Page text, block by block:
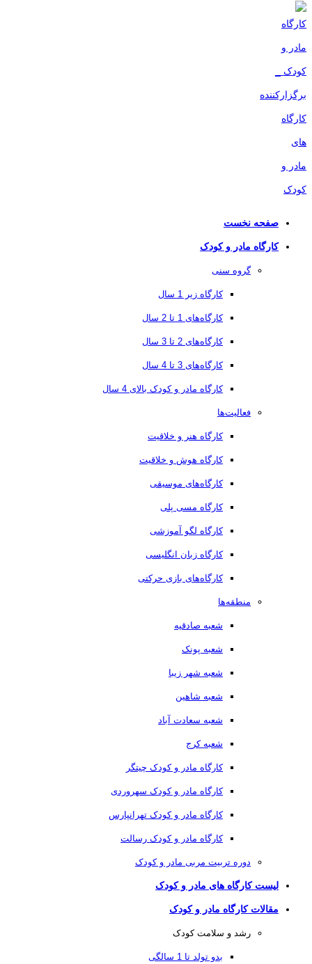
صفحه نخست
کارگاه مادر و کودک
گروه سنی
کارگاه زیر 1 سال
کارگاه‌های 1 تا 2 سال
کارگاه‌های 2 تا 3 سال
کارگاه‌های 3 تا 4 سال
کارگاه مادر و کودک بالای 4 سال
فعالیت‌ها
کارگاه هنر و خلاقیت
کارگاه هوش و خلاقیت
کارگاه‌های موسیقی
کارگاه مسی پلی
کارگاه لگو آموزشی
کارگاه زبان انگلیسی
کارگاه‌های بازی حرکتی
منطقه‌ها
شعبه صادقیه
شعبه پونک
شعبه شهر زیبا
شعبه شاهین
شعبه سعادت آباد
شعبه کرج
کارگاه مادر و کودک چیتگر
کارگاه مادر و کودک سهروردی
کارگاه مادر و کودک تهرانپارس
کارگاه مادر و کودک رسالت
دوره تربیت مربی مادر و کودک
لیست کارگاه های مادر و کودک
مقالات کارگاه مادر و کودک
رشد و سلامت کودک
بدو تولد تا 1 سالگی